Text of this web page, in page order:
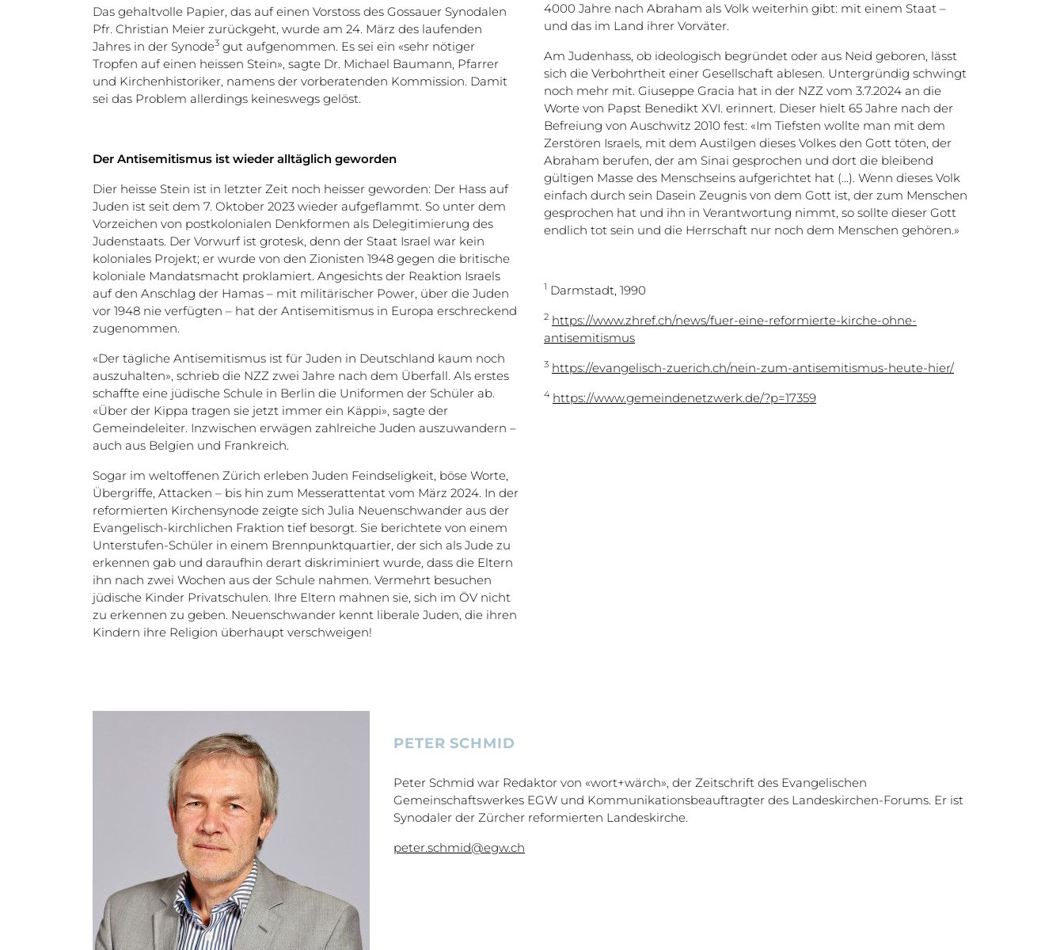
Das gehaltvolle Papier, das auf einen Vorstoss des Gossauer Synodalen
Pfr. Christian Meier zurückgeht, wurde am 24. März des laufenden
Jahres in der Synode3 gut aufgenommen. Es sei ein «sehr nötiger
Tropfen auf einen heissen Stein», sagte Dr. Michael Baumann, Pfarrer
und Kirchenhistoriker, namens der vorberatenden Kommission. Damit
sei das Problem allerdings keineswegs gelöst.
Der Antisemitismus ist wieder alltäglich geworden
Dier heisse Stein ist in letzter Zeit noch heisser geworden: Der Hass auf
Juden ist seit dem 7. Oktober 2023 wieder aufgeflammt. So unter dem
Vorzeichen von postkolonialen Denkformen als Delegitimierung des
Judenstaats. Der Vorwurf ist grotesk, denn der Staat Israel war kein
koloniales Projekt; er wurde von den Zionisten 1948 gegen die britische
koloniale Mandatsmacht proklamiert. Angesichts der Reaktion Israels
auf den Anschlag der Hamas – mit militärischer Power, über die Juden
vor 1948 nie verfügten – hat der Antisemitismus in Europa erschreckend
zugenommen.
«Der tägliche Antisemitismus ist für Juden in Deutschland kaum noch
auszuhalten», schrieb die NZZ zwei Jahre nach dem Überfall. Als erstes
schaffte eine jüdische Schule in Berlin die Uniformen der Schüler ab.
«Über der Kippa tragen sie jetzt immer ein Käppi», sagte der
Gemeindeleiter. Inzwischen erwägen zahlreiche Juden auszuwandern –
auch aus Belgien und Frankreich.
Sogar im weltoffenen Zürich erleben Juden Feindseligkeit, böse Worte,
Übergriffe, Attacken – bis hin zum Messerattentat vom März 2024. In der
reformierten Kirchensynode zeigte sich Julia Neuenschwander aus der
Evangelisch-kirchlichen Fraktion tief besorgt. Sie berichtete von einem
Unterstufen-Schüler in einem Brennpunktquartier, der sich als Jude zu
erkennen gab und daraufhin derart diskriminiert wurde, dass die Eltern
ihn nach zwei Wochen aus der Schule nahmen. Vermehrt besuchen
jüdische Kinder Privatschulen. Ihre Eltern mahnen sie, sich im ÖV nicht
zu erkennen zu geben. Neuenschwander kennt liberale Juden, die ihren
Kindern ihre Religion überhaupt verschweigen!
4000 Jahre nach Abraham als Volk weiterhin gibt: mit einem Staat –
und das im Land ihrer Vorväter.
Am Judenhass, ob ideologisch begründet oder aus Neid geboren, lässt
sich die Verbohrtheit einer Gesellschaft ablesen. Untergründig schwingt
noch mehr mit. Giuseppe Gracia hat in der NZZ vom 3.7.2024 an die
Worte von Papst Benedikt XVI. erinnert. Dieser hielt 65 Jahre nach der
Befreiung von Auschwitz 2010 fest: «Im Tiefsten wollte man mit dem
Zerstören Israels, mit dem Austilgen dieses Volkes den Gott töten, der
Abraham berufen, der am Sinai gesprochen und dort die bleibend
gültigen Masse des Menschseins aufgerichtet hat (...). Wenn dieses Volk
einfach durch sein Dasein Zeugnis von dem Gott ist, der zum Menschen
gesprochen hat und ihn in Verantwortung nimmt, so sollte dieser Gott
endlich tot sein und die Herrschaft nur noch dem Menschen gehören.»
1 Darmstadt, 1990
2 https://www.zhref.ch/news/fuer-eine-reformierte-kirche-ohne-
antisemitismus
3 https://evangelisch-zuerich.ch/nein-zum-antisemitismus-heute-hier/
4 https://www.gemeindenetzwerk.de/?p=17359
PETER SCHMID
Peter Schmid war Redaktor von «wort+wärch», der Zeitschrift des Evangelischen
Gemeinschaftswerkes EGW und Kommunikationsbeauftragter des Landeskirchen-Forums. Er ist
Synodaler der Zürcher reformierten Landeskirche.
peter.schmid@egw.ch